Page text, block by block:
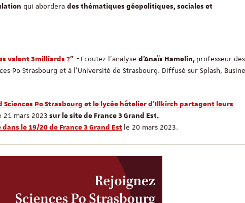
qui abordera des thématiques géopolitiques, sociales et
valent 3milliards ?" - Ecoutez l'analyse d'Anaïs Hamelin, professeur des
Po Strasbourg et à l'Université de Strasbourg. Diffusé sur Splash,
Sciences Po Strasbourg et le lycée hôtelier d'Illkirch partagent leurs
21 mars 2023 sur le site de France 3 Grand Est.
le 19/20 de France 3 Grand Est le 20 mars 2023.
1 cursus, 2 établissements,